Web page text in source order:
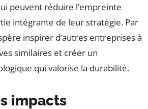
peuvent réduire l’empreinte
intégrante de leur stratégie. Par
inspirer d’autres entreprises à
similaires et créer un
qui valorise la durabilité.
impacts